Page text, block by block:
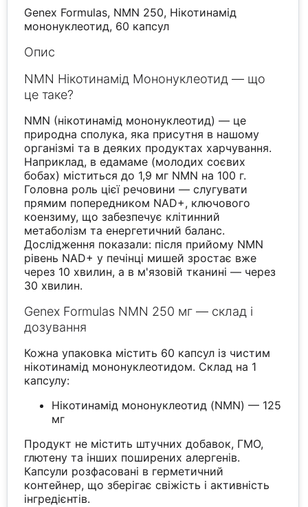
Genex Formulas, NMN 250, Нікотинамід
мононуклеотид, 60 капсул
Опис
NMN Нікотинамід Мононуклеотид — що
це таке?
NMN (нікотинамід мононуклеотид) — це
природна сполука, яка присутня в нашому
організмі та в деяких продуктах харчування.
Наприклад, в едамаме (молодих соєвих
бобах) міститься до 1,9 мг NMN на 100 г.
Головна роль цієї речовини — слугувати
прямим попередником NAD+, ключового
коензиму, що забезпечує клітинний
метаболізм та енергетичний баланс.
Дослідження показали: після прийому NMN
рівень NAD+ у печінці мишей зростає вже
через 10 хвилин, а в м'язовій тканині — через
30 хвилин.
Genex Formulas NMN 250 мг — склад і
дозування
Кожна упаковка містить 60 капсул із чистим
нікотинамід мононуклеотидом. Склад на 1
капсулу:
Нікотинамід мононуклеотид (NMN) — 125
мг
Продукт не містить штучних добавок, ГМО,
глютену та інших поширених алергенів.
Капсули розфасовані в герметичний
контейнер, що зберігає свіжість і активність
інгредієнтів.